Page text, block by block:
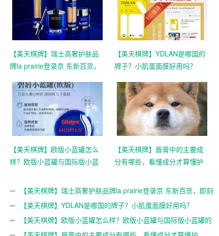
【美天棋牌】瑞士高奢护肤品
牌la prairie登录京 东新百货，
【美天棋牌】YDLAN是哪国的
牌子？小肌蛋面膜好用吗？
【美天棋牌】欧版小蓝罐怎么
样？欧版小蓝罐与国际版小蓝
【美天棋牌】唇膏中的主要成
分有哪些，看懂成分才算懂护
【美天棋牌】瑞士高奢护肤品牌la prairie登录京 东新百货，即刻
尊享极致护肤之旅
【美天棋牌】YDLAN是哪国的牌子？小肌蛋面膜好用吗？
【美天棋牌】欧版小蓝罐怎么样？欧版小蓝罐与国际版小蓝罐的